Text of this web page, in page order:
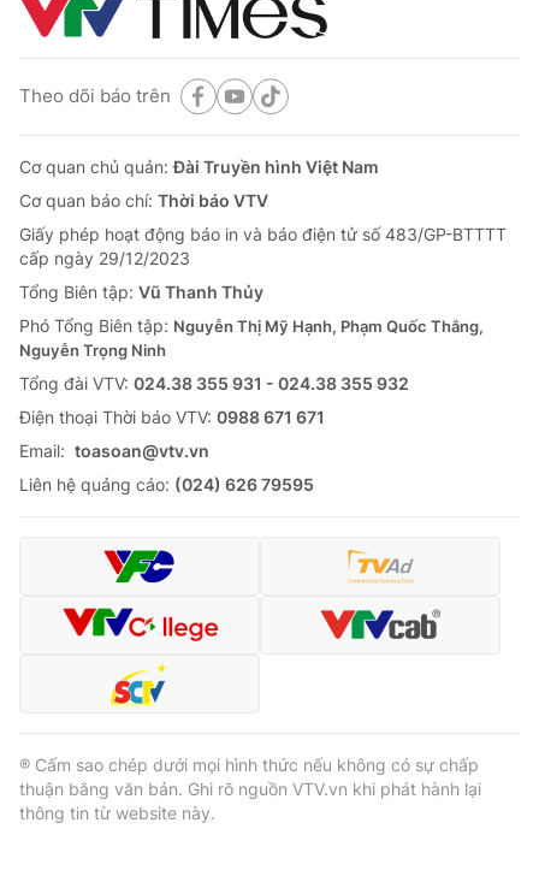
Theo dõi báo trên
Cơ quan chủ quản:Đài Truyền hình Việt Nam
Cơ quan báo chí: Thời báo VTV
Giấy phép hoạt động báo in và báo điện tử số 483/GP-BTTTT
cấp ngày 29/12/2023
Tổng Biên tập: Vũ Thanh Thủy
Phó Tổng Biên tập: Nguyễn Thị Mỹ Hạnh, Phạm Quốc Thắng,
Nguyễn Trọng Ninh
Tổng đài VTV: 024.38 355 931 - 024.38 355 932
Ðiện thoại Thời báo VTV: 0988 671 671
Email: toasoan@vtv.vn
Liên hệ quảng cáo: (024) 626 79595
® Cấm sao chép dưới mọi hình thức nếu không có sự chấp
thuận bằng văn bản. Ghi rõ nguồn VTV.vn khi phát hành lại
thông tin từ website này.